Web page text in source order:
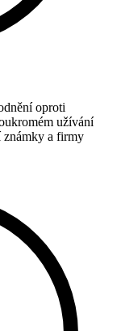
oproti
užívání
známky a firmy